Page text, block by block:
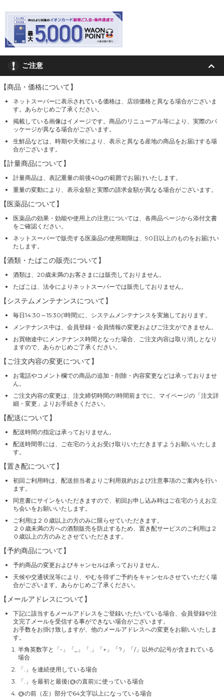
ご注意
【商品・価格について】
ネットスーパーに表示されている価格は、店頭価格と異なる場合がございま
す。あらかじめご了承ください。
掲載している画像はイメージです。商品のリニューアル等により、実際のパ
ッケージが異なる場合がございます。
生鮮品などは、時期や天候により、表示と異なる産地の商品をお届けする場
合がございます。
【計量商品について】
計量商品は、表記重量の前後40gの範囲でお届けいたします。
重量の変動により、表示金額と実際の請求金額が異なる場合がございます。
【医薬品について】
医薬品の効果・効能や使用上の注意については、各商品ページから添付文書
をご確認ください。
ネットスーパーで販売する医薬品の使用期限は、90日以上のものをお届けい
たします。
【酒類・たばこの販売について】
酒類は、20歳未満のお客さまには販売しておりません。
たばこは、法令によりネットスーパーでは販売しておりません。
【システムメンテナンスについて】
毎日14:30～15:30(1時間)に、システムメンテナンスを実施しております。
メンテナンス中は、会員登録・会員情報の変更およびご注文ができません。
お買物途中にメンテナンス時間となった場合、ご注文内容は取り消しとなり
ますので、あらかじめご了承ください。
【ご注文内容の変更について】
お電話やコメント欄での商品の追加・削除・内容変更などは承っておりませ
ん。
ご注文内容の変更は、注文締切時間の1時間前までに、マイページの「注文詳
細・変更」よりお手続きください。
【配送について】
配送時間の指定は承っておりません。
配送時間帯には、ご在宅のうえお受け取りいただきますようお願いいたしま
す。
【置き配について】
初回ご利用時は、配送担当者よりご利用規約および注意事項のご案内を行い
ます。
同意書にサインをいただきますので、初回お申し込み時はご在宅のうえお立
ち会いをお願いいたします。
ご利用は２０歳以上の方のみに限らせていただきます。
２０歳未満の方への酒類販売を防止するため、置き配サービスのご利用は２
０歳以上の方のみとさせていただきます。
【予約商品について】
予約商品の変更およびキャンセルは承っておりません。
天候や交通状況等により、やむを得ずご予約をキャンセルさせていただく場
合がございます。あらかじめご了承ください。
【メールアドレスについて】
下記に該当するメールアドレスをご登録いただいている場合、会員登録や注
文完了メールを受信する事ができない場合がございます。
お手数をお掛け致しますが、他のメールアドレスへの変更をお願いいたしま
す。
半角英数字と「-」「_」「.」「+」「?」「/」以外の記号が含まれている
場合
「.」を連続使用している場合
「.」を最初と最後(@の直前)に使っている場合
@の前（左）部分で64文字以上になっている場合